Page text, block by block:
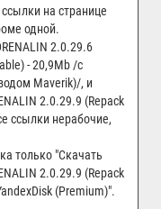
на странице
одной.
2.0.29.6
- 20,9Mb /с
Maverik)/, и
2.0.29.9 (Repack
ссылки нерабочие,
только "Скачать
2.0.29.9 (Repack
(Premium)".